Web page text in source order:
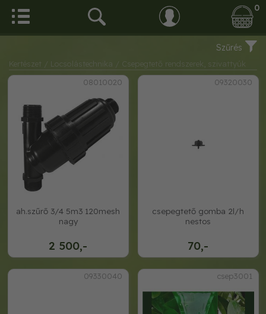
0
Szűrés
Kertészet / Locsolástechnika
/ Csepegtető rendszerek, szivattyúk
08010020
2 500,-
ah.szűrő 3/4 5m3 120mesh
nagy
09320030
70,-
csepegtető gomba 2l/h
nestos
09330040 csep3001